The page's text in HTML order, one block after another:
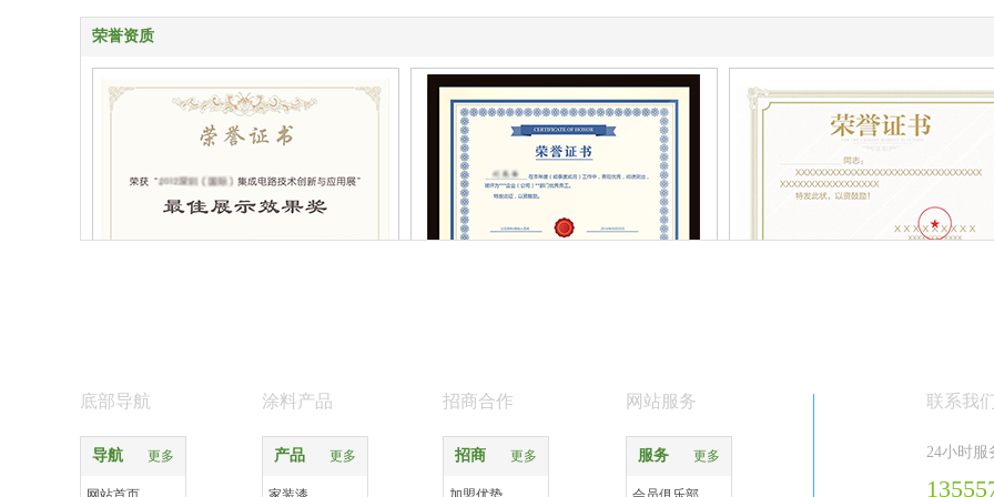
荣誉资质
导航 更多 产品 更多 招商 更多 服务 更多
底部导航 涂料产品 招商合作 网站服务 联系我
24小时服